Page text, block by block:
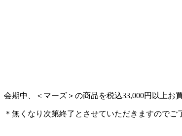
会期中、＜マーズ＞の商品を税込33,000円以上お
＊無くなり次第終了とさせていただきますのでご